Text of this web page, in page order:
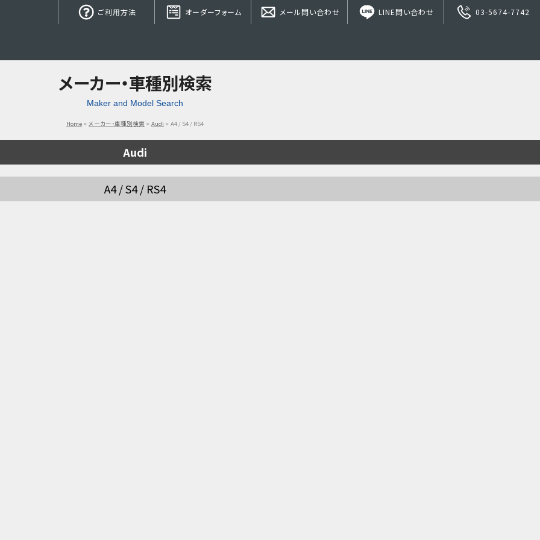
ご利用方法 オーダーフォーム メール問い合わせ LINE問い合わせ 03-5674-7742
メーカー・車種別検索
Maker and Model Search
Home メーカー・車種別検索 Audi A4 / S4 / RS4
Audi
A4 / S4 / RS4